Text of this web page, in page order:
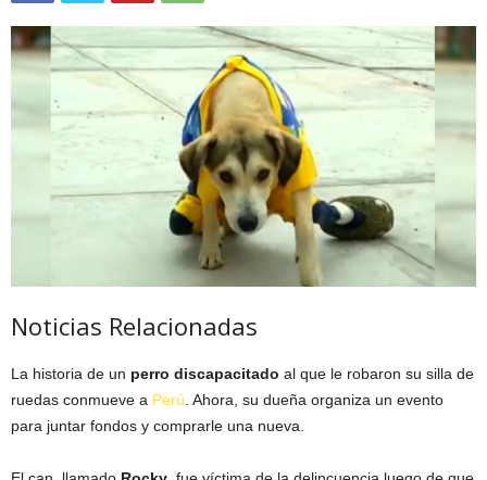
Noticias Relacionadas
La historia de un perro discapacitado al que le robaron su silla de
ruedas conmueve a Perú. Ahora, su dueña organiza un evento
para juntar fondos y comprarle una nueva.